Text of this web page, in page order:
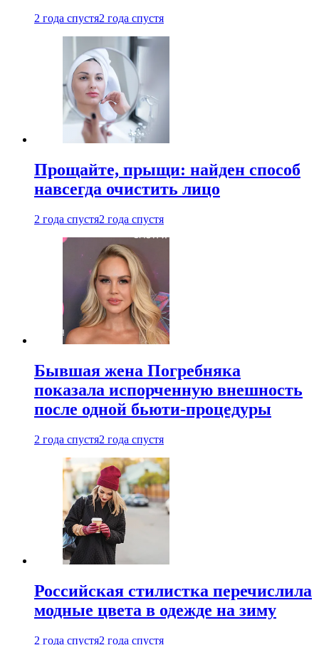
2 года спустя2 года спустя
Прощайте, прыщи: найден способ
навсегда очистить лицо
2 года спустя2 года спустя
Бывшая жена Погребняка
показала испорченную внешность
после одной бьюти-процедуры
2 года спустя2 года спустя
Российская стилистка перечислила
модные цвета в одежде на зиму
2 года спустя2 года спустя